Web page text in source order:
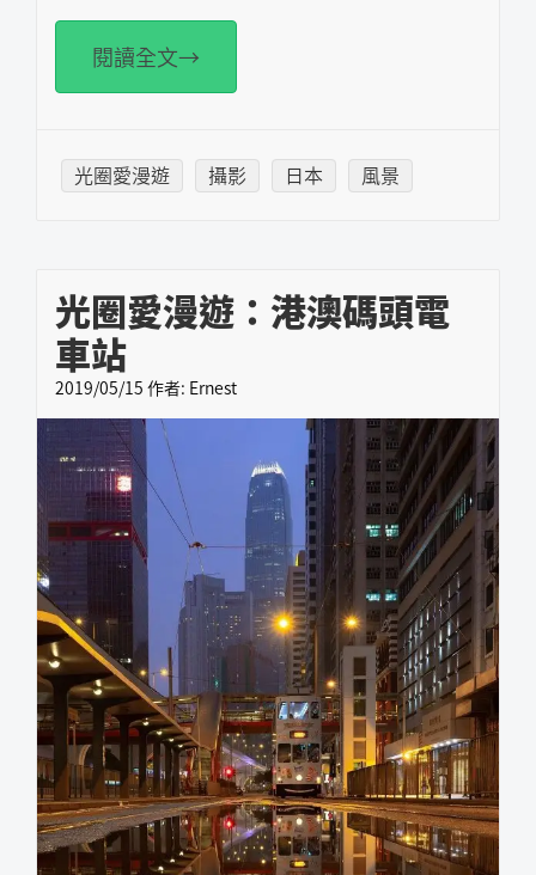
閱讀全文→
光圈愛漫遊 攝影 日本 風景
光圈愛漫遊：港澳碼頭電
車站
2019/05/15 作者: Ernest